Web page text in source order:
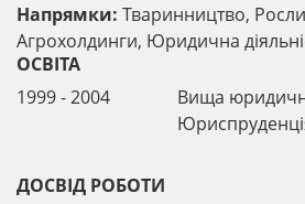
Напрямки: Тваринництво,
Агрохолдинги, Юридична
ОСВІТА
1999 - 2004
Вища
ДОСВІД РОБОТИ